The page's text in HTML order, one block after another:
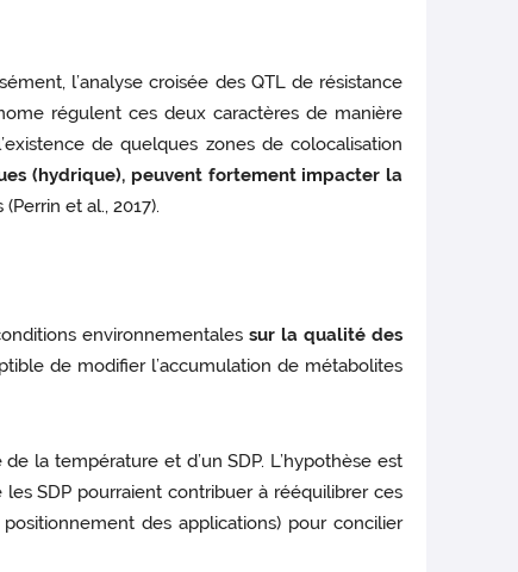
l’analyse croisée des QTL de résistance
régulent ces deux caractères de manière
de quelques zones de colocalisation
(hydrique), peuvent fortement impacter la
et al., 2017).
environnementalessur la qualité des
de modifier l’accumulation de métabolites
la température et d’un SDP. L’hypothèse est
SDP pourraient contribuer à rééquilibrer ces
des applications) pour concilier